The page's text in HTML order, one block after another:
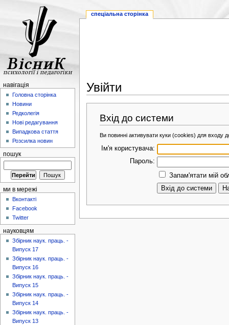
Увійти
Вхід до системи
Ви повинні активувати куки (cookies) для входу до
Ім'я користувача:
Пароль:
Запам'ятати мій
спеціальна сторінка
навігація
Головна сторінка
Новини
Редколегія
Нові редагування
Випадкова стаття
Розсилка новин
пошук
ми в мережі
Вконтакті
Facebook
Twitter
науковцям
Збірник наук. праць. -
Випуск 17
Збірник наук. праць. -
Випуск 16
Збірник наук. праць. -
Випуск 15
Збірник наук. праць. -
Випуск 14
Збірник наук. праць. -
Випуск 13